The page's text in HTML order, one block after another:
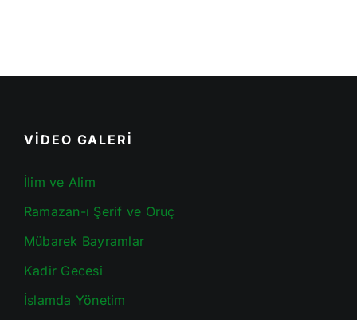
VİDEO GALERİ
İlim ve Alim
Ramazan-ı Şerif ve Oruç
Mübarek Bayramlar
Kadir Gecesi
İslamda Yönetim